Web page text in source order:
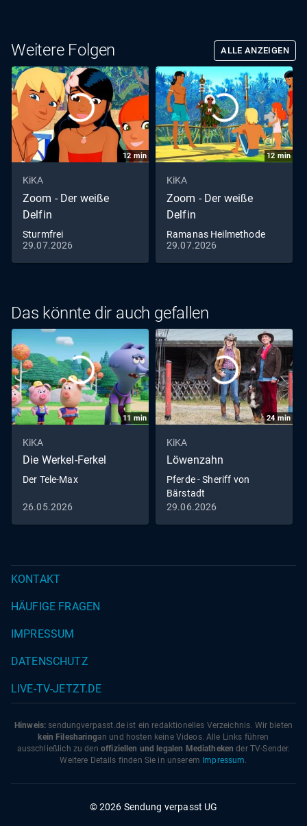
Weitere Folgen ALLE ANZEIGEN
12 min
KiKA
Zoom - Der weiße
Delfin
Sturmfrei
29.07.2026
12 min
KiKA
Zoom - Der weiße
Delfin
Ramanas Heilmethode
29.07.2026
Das könnte dir auch gefallen
11 min
KiKA
Die Werkel-Ferkel
Der Tele-Max
26.05.2026
24 min
KiKA
Löwenzahn
Pferde - Sheriff von
Bärstadt
29.06.2026
KONTAKT
HÄUFIGE FRAGEN
IMPRESSUM
DATENSCHUTZ
LIVE-TV-JETZT.DE
Hinweis: sendungverpasst.de ist ein redaktionelles Verzeichnis. Wir bieten
kein Filesharingan und hosten keine Videos. Alle Links führen
ausschließlich zu den offiziellen und legalen Mediatheken der TV-Sender.
Weitere Details finden Sie in unserem Impressum.
© 2026 Sendung verpasst UG